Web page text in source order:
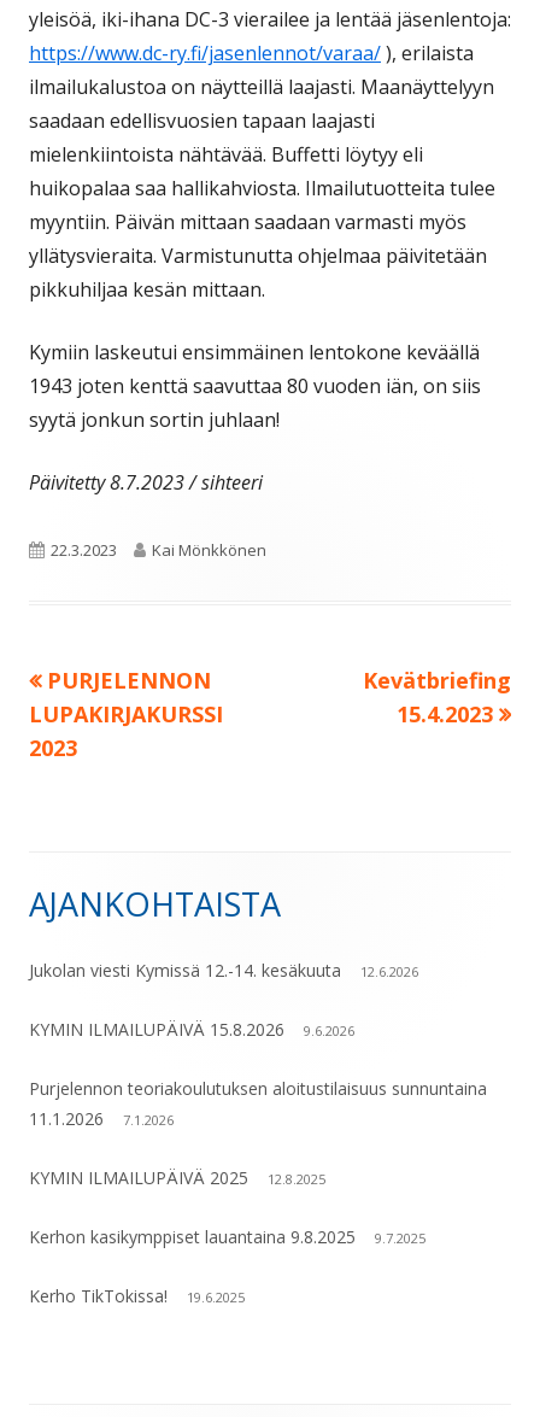
yleisöä, iki-ihana DC-3 vierailee ja lentää jäsenlentoja:
https://www.dc-ry.fi/jasenlennot/varaa/), erilaista
ilmailukalustoa on näytteillä laajasti. Maanäyttelyyn
saadaan edellisvuosien tapaan laajasti
mielenkiintoista nähtävää. Buffetti löytyy eli
huikopalaa saa hallikahviosta. Ilmailutuotteita tulee
myyntiin. Päivän mittaan saadaan varmasti myös
yllätysvieraita. Varmistunutta ohjelmaa päivitetään
pikkuhiljaa kesän mittaan.
Kymiin laskeutui ensimmäinen lentokone keväällä
1943 joten kenttä saavuttaa 80 vuoden iän, on siis
syytä jonkun sortin juhlaan!
Päivitetty 8.7.2023 / sihteeri
Julkaistu
22.3.2023 Kirjoittaja
Kai Mönkkönen
Artikkelien
selaus
Edellinen:
PURJELENNON
LUPAKIRJAKURSSI
2023
Seuraava:
Kevätbriefing
15.4.2023
Sivupalkki
AJANKOHTAISTA
Jukolan viesti Kymissä 12.-14. kesäkuuta 12.6.2026
KYMIN ILMAILUPÄIVÄ 15.8.2026 9.6.2026
Purjelennon teoriakoulutuksen aloitustilaisuus sunnuntaina
11.1.2026
7.1.2026
KYMIN ILMAILUPÄIVÄ 2025 12.8.2025
Kerhon kasikymppiset lauantaina 9.8.2025 9.7.2025
Kerho TikTokissa! 19.6.2025